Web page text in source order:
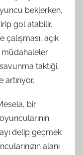
beklerken,
gol atabilir.
açık
müdahaleler
taktiği,
artırıyor.
bir
delip geçmek
alanı